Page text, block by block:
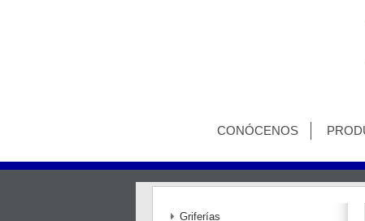
CONÓCENOS
Griferías